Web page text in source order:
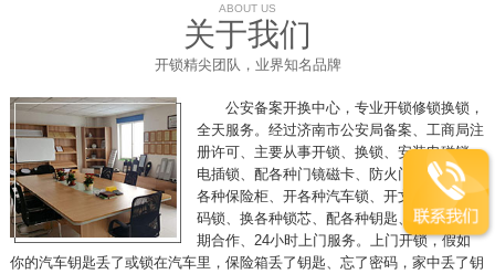
ABOUT US
关于我们
开锁精尖团队，业界知名品牌
公安备案开换中心，专业开锁修锁换锁，
全天服务。经过济南市公安局备案、工商局注
册许可、主要从事开锁、换锁、安装电磁锁、
电插锁、配各种门镜磁卡、防火门推杠锁、开
各种保险柜、开各种汽车锁、开文件柜、开密
码锁、换各种锁芯、配各种钥匙、各单位可长
期合作、24小时上门服务。上门开锁，假如
你的汽车钥匙丢了或锁在汽车里，保险箱丢了钥匙、忘了密码，家中丢了钥